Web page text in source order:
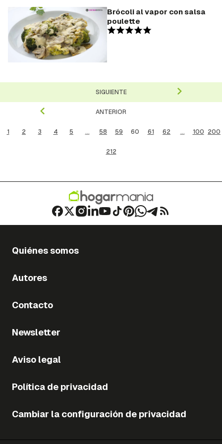
Brócoli al vapor con salsa
poulette
ANTERIOR
1 2 3 4 5 ... 58 59 60 61 62 ... 100 200
212
SIGUIENTE
Quiénes somos
Autores
Contacto
Newsletter
Aviso legal
Política de privacidad
Cambiar la configuración de privacidad